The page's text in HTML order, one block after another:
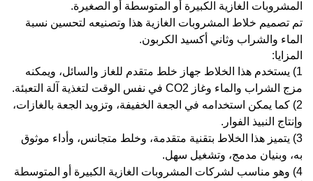
المشروبات الغازية الكبيرة أو المتوسطة أو الصغيرة.
تم تصميم خلاط المشروبات الغازية هذا وتصنيعه لتحسين نسبة
الماء والشراب وثاني أكسيد الكربون.
المزايا:
1) يستخدم هذا الخلاط جهاز خلط متقدم للغاز والسائل، ويمكنه
مزج الشراب والماء وغاز CO2 في نفس الوقت لتغذية آلة التعبئة.
2) كما يمكن استخدامه في الجعة الخفيفة، وتزويد الجعة بالغازات،
وإنتاج النبيذ الفوار.
3) يتميز هذا الخلاط بتقنية متقدمة، وخلط متجانس، وأداء موثوق
به، وبنيان مدمج، وتشغيل سهل.
4) وهو مناسب لشركات المشروبات الغازية الكبيرة أو المتوسطة